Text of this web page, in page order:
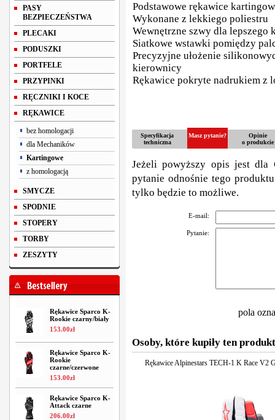
PASY
BEZPIECZEŃSTWA
PLECAKI
PODUSZKI
PORTFELE
PRZYPINKI
RĘCZNIKI I KOCE
RĘKAWICE
bez homologacji
dla Mechaników
Kartingowe
z homologacją
SMYCZE
SPODNIE
STOPERY
TORBY
ZESZYTY
Rękawice Sparco K-
Rookie czarny/biały
153.00zł
Rękawice Sparco K-
Rookie
czarne/czerwone
153.00zł
Rękawice Sparco K-
Attack czarne
206.00zł
Podstawowe rękawice
Wykonane z lekkiego poliestru
Wewnętrzne szwy dla lepszego
Siatkowe wstawki pomiędzy
Precyzyjne ułożenie
kierownicy
Rękawice pokryte nadrukiem z
Specyfikacja
techniczna
Masz pytanie?
Opinie
o produkcie
Jeżeli powyższy opis jest dla
pytanie odnośnie tego
tylko będzie to możliwe.
E-mail:
Pytanie:
pola
Osoby, które kupiły ten
Rękawice Alpinestars TECH-1 K Race V2